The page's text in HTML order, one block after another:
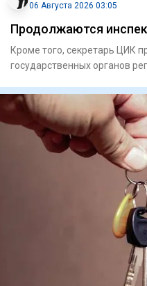
06 Августа 2026 03:05
Продолжаются
Кроме того, секретарь ЦИК
государственных органов